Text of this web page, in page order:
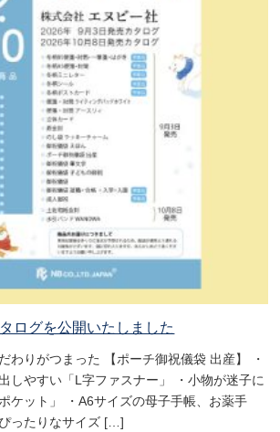
ログを公開いたしました
わりがつまった 【ポーチ御祝儀袋 出産】 ・
しやすい「L字ファスナー」 ・小物が迷子に
ケット」 ・A6サイズの母子手帳、お薬手
ったりなサイズ […]